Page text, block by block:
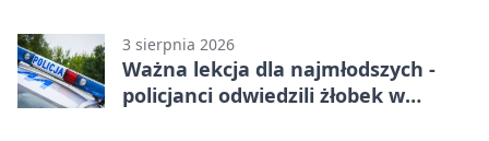
3 sierpnia 2026
Ważna lekcja dla najmłodszych -
policjanci odwiedzili żłobek w